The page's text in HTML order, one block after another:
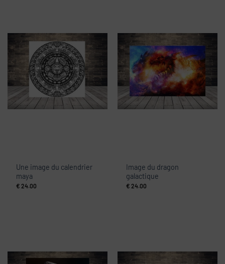
Une image du calendrier
maya
€ 24.00
Image du dragon
galactique
€ 24.00